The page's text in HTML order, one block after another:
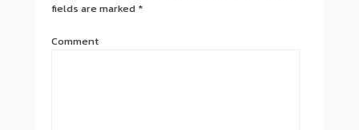
fields are marked *
Comment